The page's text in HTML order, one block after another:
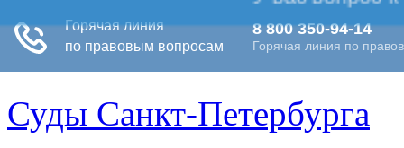
Суды Санкт-Петербурга